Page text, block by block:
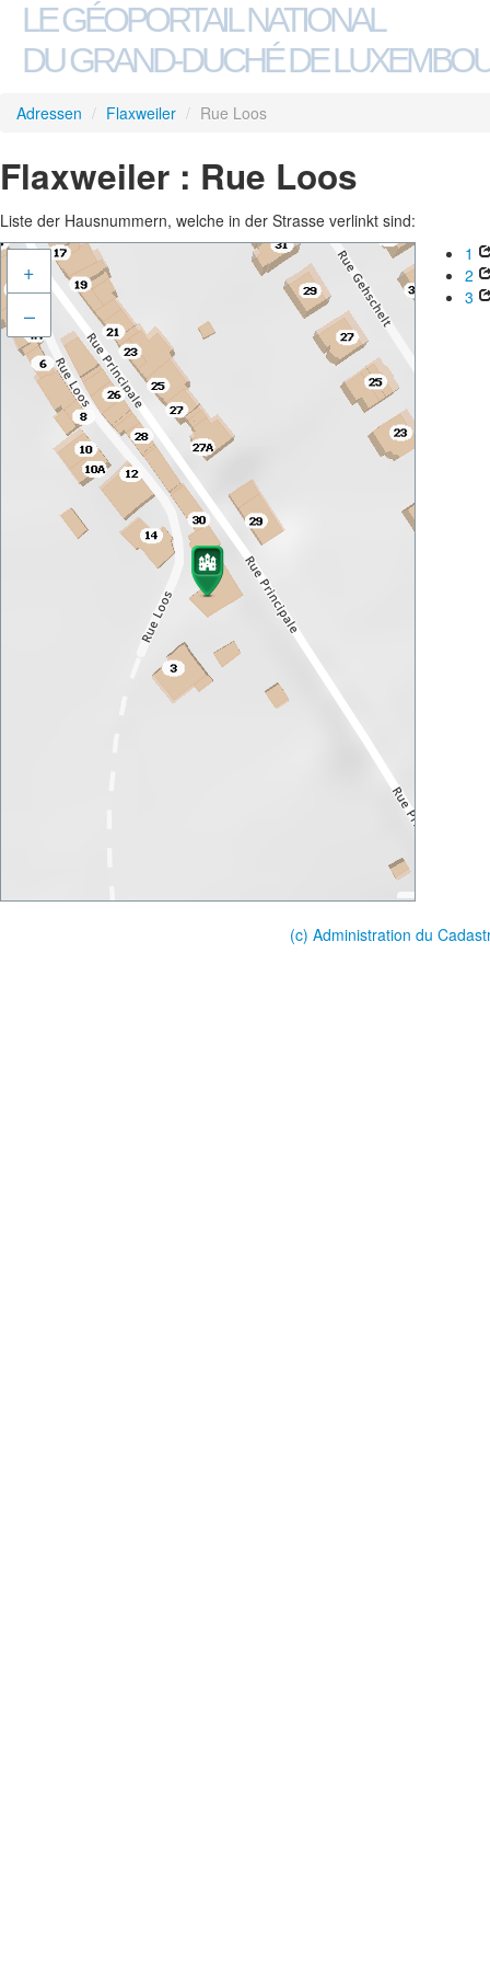
LE GÉOPORTAIL NATIONAL
DU GRAND-DUCHÉ DE
Adressen / Flaxweiler / Rue Loos
Flaxweiler : Rue Loos
Liste der Hausnummern, welche in der Strasse verlinkt sind:
+
–
1
2
3
(c) Administration du